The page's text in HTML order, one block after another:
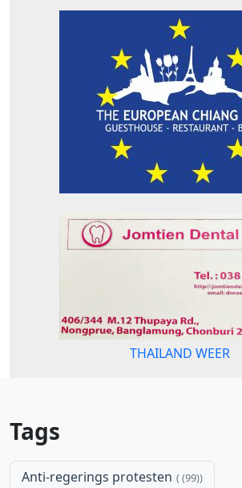
THAILAND WEER
Tags
Anti-regerings protesten (99)